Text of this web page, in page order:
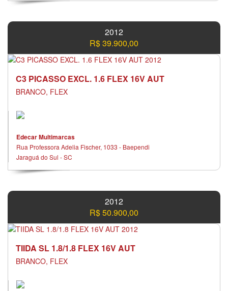
2012
R$ 39.900,00
C3 PICASSO EXCL. 1.6 FLEX 16V AUT
BRANCO, FLEX
Edecar Multimarcas
Rua Professora Adelia Fischer, 1033 - Baependi
Jaraguá do Sul - SC
2012
R$ 50.900,00
TIIDA SL 1.8/1.8 FLEX 16V AUT
BRANCO, FLEX